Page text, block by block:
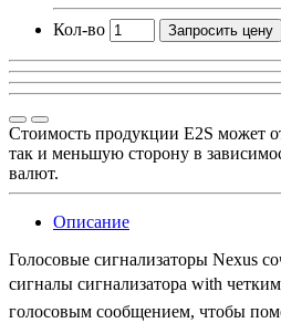
Кол-во Запросить цену
Стоимость продукции E2S может
так и меньшую сторону в
валют.
Описание
Голосовые сигнализаторы Nexus
сигналы сигнализатора with
голосовым сообщением, чтобы